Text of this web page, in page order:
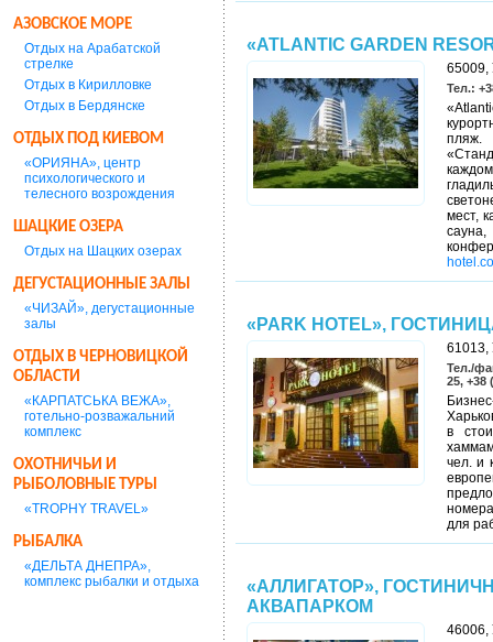
АЗОВСКОЕ МОРЕ
Отдых на Арабатской
стрелке
Отдых в Кирилловке
Отдых в Бердянске
ОТДЫХ ПОД КИЕВОМ
«ОРИЯНА», центр
психологического и
телесного возрождения
ШАЦКИЕ ОЗЕРА
Отдых на Шацких озерах
ДЕГУСТАЦИОННЫЕ ЗАЛЫ
«ЧИЗАЙ», дегустационные
залы
ОТДЫХ В ЧЕРНОВИЦКОЙ
ОБЛАСТИ
«КАРПАТСЬКА ВЕЖА»,
готельно-розважальний
комплекс
ОХОТНИЧЬИ И
РЫБОЛОВНЫЕ ТУРЫ
«TROPHY TRAVEL»
РЫБАЛКА
«ДЕЛЬТА ДНЕПРА»,
комплекс рыбалки и отдыха
«ATLANTIC GARDEN
65009,
Тел.:
пляж.
мест,
«PARK HOTEL»,
61013,
Тел./
25, +38
в
чел. и
для
«АЛЛИГАТОР»,
АКВАПАРКОМ
46006,